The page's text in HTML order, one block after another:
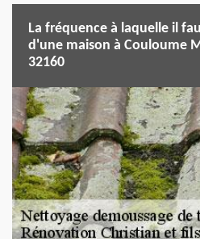
La fréquence à laquelle il
d'une maison à Couloume
32160